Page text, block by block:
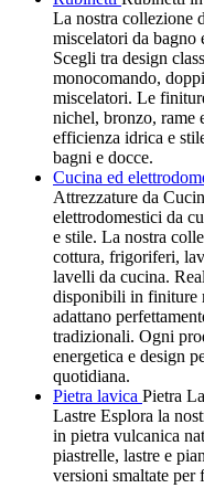
La nostra collezione
miscelatori da bagno
Scegli tra design
monocomando,
miscelatori. Le
nichel, bronzo, rame
efficienza idrica e
bagni e docce.
Cucina ed
Attrezzature da
elettrodomestici da
e stile. La nostra
cottura, frigoriferi,
lavelli da cucina.
disponibili in finiture
adattano
tradizionali. Ogni
energetica e design
quotidiana.
Pietra lavica Pietra
Lastre Esplora la
in pietra vulcanica
piastrelle, lastre e
versioni smaltate per